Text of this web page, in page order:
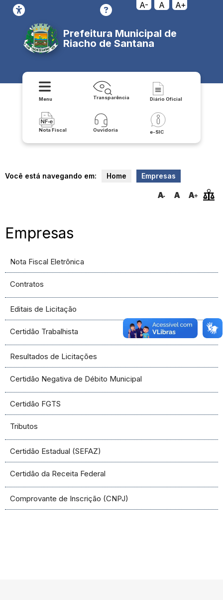
A- A A+
Prefeitura Municipal de
Riacho de Santana
Menu Transparência Diário Oficial
Nota Fiscal Ouvidoria e-SIC
Você está navegando em: Home Empresas
Empresas
Nota Fiscal Eletrônica
Contratos
Editais de Licitação
Certidão Trabalhista
Resultados de Licitações
Certidão Negativa de Débito Municipal
Certidão FGTS
Tributos
Certidão Estadual (SEFAZ)
Certidão da Receita Federal
Comprovante de Inscrição (CNPJ)